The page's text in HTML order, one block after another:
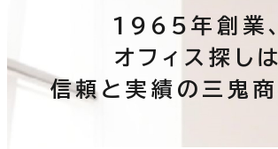
1965年創業、
オフィス探しは
信頼と実績の三鬼商